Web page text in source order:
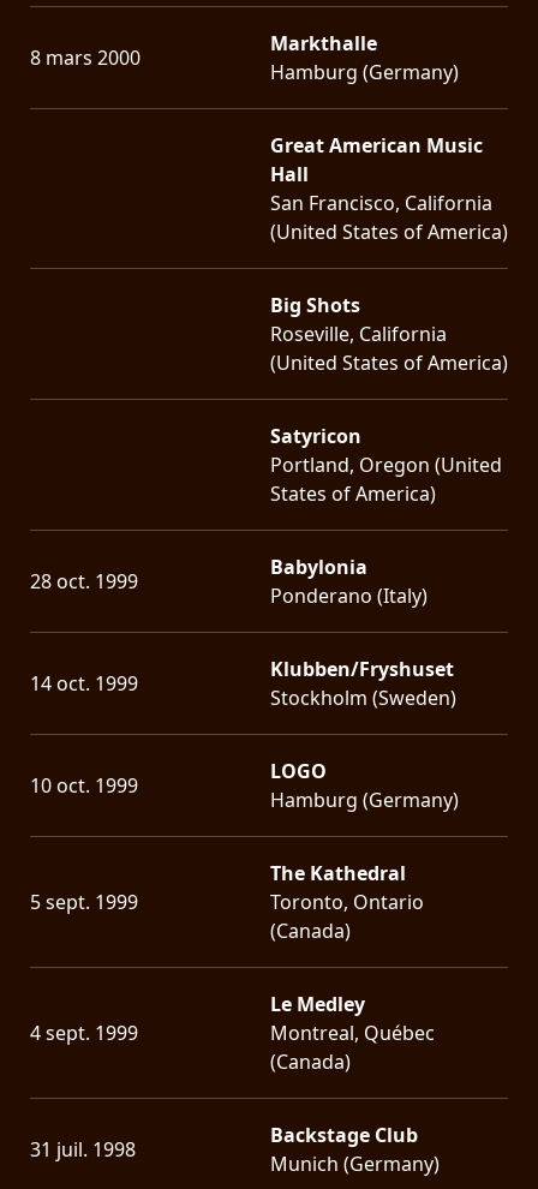
8 mars 2000
Markthalle
Hamburg (Germany)
Great American Music
Hall
San Francisco, California
(United States of America)
Big Shots
Roseville, California
(United States of America)
Satyricon
Portland, Oregon (United
States of America)
28 oct. 1999
Babylonia
Ponderano (Italy)
14 oct. 1999
Klubben/Fryshuset
Stockholm (Sweden)
10 oct. 1999
LOGO
Hamburg (Germany)
5 sept. 1999
The Kathedral
Toronto, Ontario
(Canada)
4 sept. 1999
Le Medley
Montreal, Québec
(Canada)
31 juil. 1998
Backstage Club
Munich (Germany)